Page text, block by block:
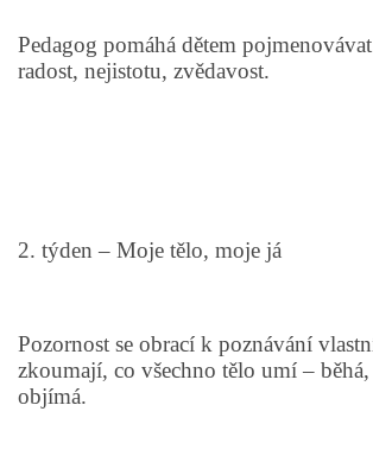
KALENDÁŘ PRO DĚTI
20.10. DEN STROMŮ
DUŠIČKY
Pedagog pomáhá dětem
radost, nejistotu, zvědavost.
2. týden – Moje tělo, moje já
Pozornost se obrací k poznávání
zkoumají, co všechno tělo umí –
objímá.